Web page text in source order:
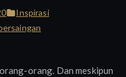
Inspirasi
orang. Dan meskipun